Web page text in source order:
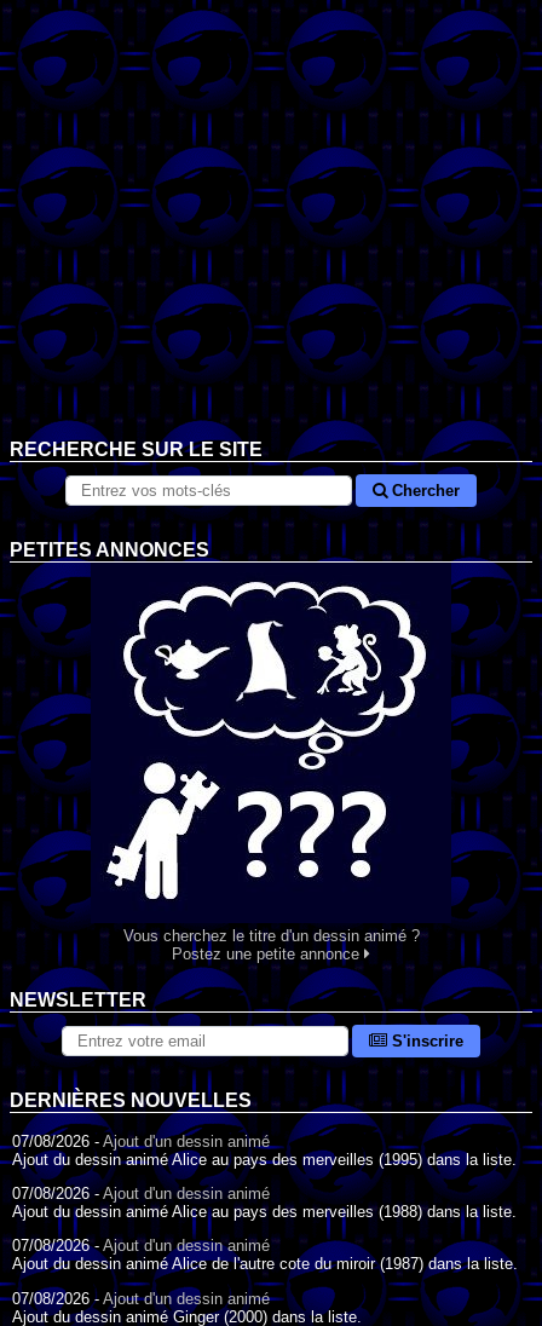
RECHERCHE SUR LE SITE
Chercher
PETITES ANNONCES
Vous cherchez le titre d'un dessin animé ?
Postez une petite annonce
NEWSLETTER
S'inscrire
DERNIÈRES NOUVELLES
07/08/2026 - Ajout d'un dessin animé
Ajout du dessin animé Alice au pays des merveilles (1995) dans la liste.
07/08/2026 -Ajout d'un dessin animé
Ajout du dessin animé Alice au pays des merveilles (1988) dans la liste.
07/08/2026 - Ajout d'un dessin animé
Ajout du dessin animé Alice de l'autre cote du miroir (1987) dans la liste.
07/08/2026 - Ajout d'un dessin animé
Ajout du dessin animé Ginger (2000) dans la liste.